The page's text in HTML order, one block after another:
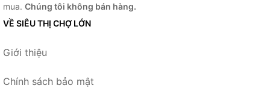
mua. Chúng tôi không bán hàng.
VỀ SIÊU THỊ CHỢ LỚN
Giới thiệu
Chính sách bảo mật